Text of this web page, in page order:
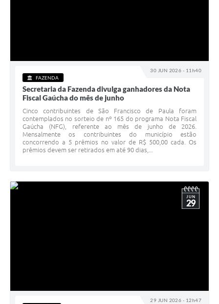
30 JUN 2026 - 11h40
FAZENDA
Secretaria da Fazenda divulga ganhadores da Nota
Fiscal Gaúcha do mês de junho
Cinco contribuintes de São Francisco de Paula foram
contemplados no sorteio de nº 165 do programa Nota Fiscal
Gaúcha (NFG), referente ao mês de junho de 2026.
Mensalmente os contribuintes do município estão
concorrendo a 5 prêmios no valor de R$ 500,00 cada. Os
prêmios devem ser retirados em até 90 dias,...
29 JUN 2026 - 12h47
JUN
29